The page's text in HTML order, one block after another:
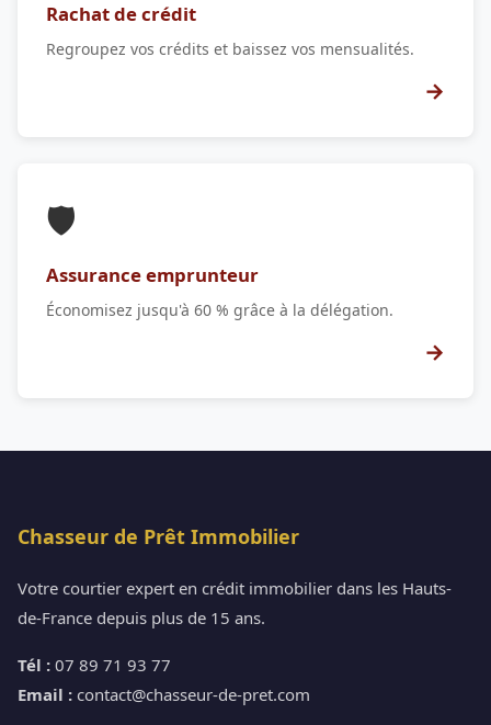
Rachat de crédit
Regroupez vos crédits et baissez vos mensualités.
→
🛡️
Assurance emprunteur
Économisez jusqu'à 60 % grâce à la délégation.
→
Chasseur de Prêt Immobilier
Votre courtier expert en crédit immobilier dans les Hauts-
de-France depuis plus de 15 ans.
Tél : 07 89 71 93 77
Email : contact@chasseur-de-pret.com